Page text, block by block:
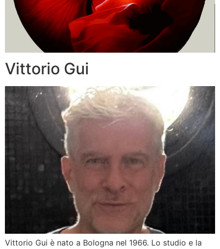
Vittorio Gui
Vittorio Gui è nato a Bologna nel 1966. Lo studio e la